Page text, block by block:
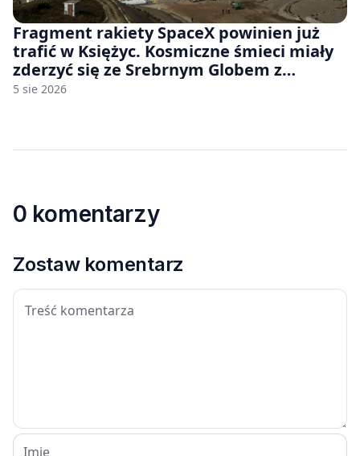
Fragment rakiety SpaceX powinien już
trafić w Księżyc. Kosmiczne śmieci miały
zderzyć się ze Srebrnym Globem z
prędkością 8690 km/h
5 sie 2026
0 komentarzy
Zostaw komentarz